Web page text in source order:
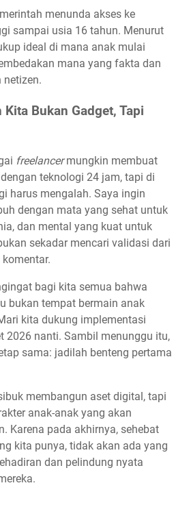
menunda akses ke
sampai usia 16 tahun. Menurut
ideal di mana anak mulai
mana yang fakta dan
netizen.
Kita Bukan Gadget, Tapi
freelancermungkin membuat
teknologi 24 jam, tapi di
harus mengalah. Saya ingin
dengan mata yang sehat untuk
dan mental yang kuat untuk
sekadar mencari validasi dari
bagi kita semua bahwa
bukan tempat bermain anak
kita dukung implementasi
2026 nanti. Sambil menunggu itu,
sama: jadilah benteng pertama
membangun aset digital, tapi
anak-anak yang akan
Karena pada akhirnya, sehebat
kita punya, tidak akan ada yang
dan pelindung nyata